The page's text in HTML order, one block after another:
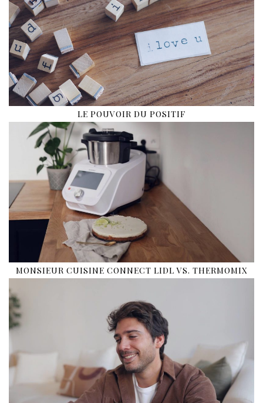
LE POUVOIR DU POSITIF
MONSIEUR CUISINE CONNECT LIDL VS. THERMOMIX